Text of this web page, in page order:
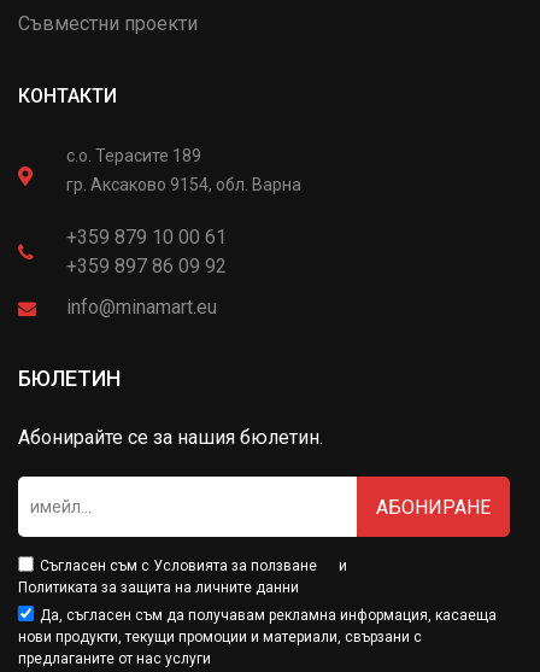
Съвместни проекти
КОНТАКТИ
с.о. Терасите 189
гр. Аксаково 9154, обл. Варна
+359 879 10 00 61
+359 897 86 09 92
info@minamart.eu
БЮЛЕТИН
Абонирайте се за нашия бюлетин.
АБОНИРАНЕ
Съгласен съм с Условията за ползване
и
Политиката за защита на личните данни
Да, съгласен съм да получавам рекламна информация, касаеща
нови продукти, текущи промоции и материали, свързани с
предлаганите от нас услуги